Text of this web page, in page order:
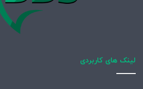
لینک های کاربردی